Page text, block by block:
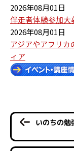
2026年08月01日
伴走者体験参加大
2026年08月01日
アジアやアフリ
ィア
いのちの勉